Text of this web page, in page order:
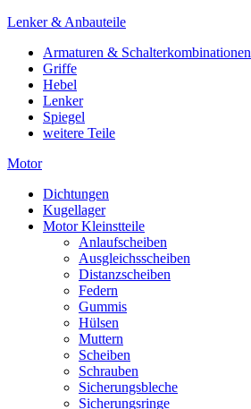
Lenker & Anbauteile
Armaturen & Schalterkombinationen
Griffe
Hebel
Lenker
Spiegel
weitere Teile
Motor
Dichtungen
Kugellager
Motor Kleinstteile
Anlaufscheiben
Ausgleichsscheiben
Distanzscheiben
Federn
Gummis
Hülsen
Muttern
Scheiben
Schrauben
Sicherungsbleche
Sicherungsringe